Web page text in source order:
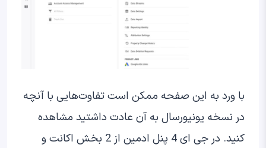
با ورد به این صفحه ممکن است تفاوت‌هایی با آنچه
در نسخه یونیورسال به آن عادت داشتید مشاهده
کنید. در جی ای 4 پنل ادمین از 2 بخش اکانت و